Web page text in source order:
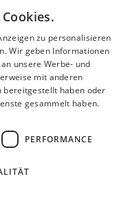
zzgl.
nicht anders
zu personalisieren
Wir geben Informationen
unsere Werbe- und
mit anderen
bereitgestellt haben oder
gesammelt haben.
PERFORMANCE